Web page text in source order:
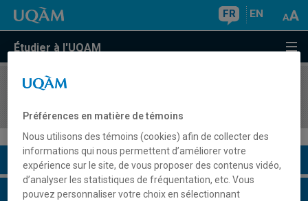
FR EN
Étudier à l'UQAM
COURS//
Description du cours
Horaire - Été 2026
Préférences en matière de témoins
Nous utilisons des témoins (cookies) afin de collecter des
informations qui nous permettent d’améliorer votre
expérience sur le site, de vous proposer des contenus vidéo,
d’analyser les statistiques de fréquentation, etc. Vous
pouvez personnaliser votre choix en sélectionnant